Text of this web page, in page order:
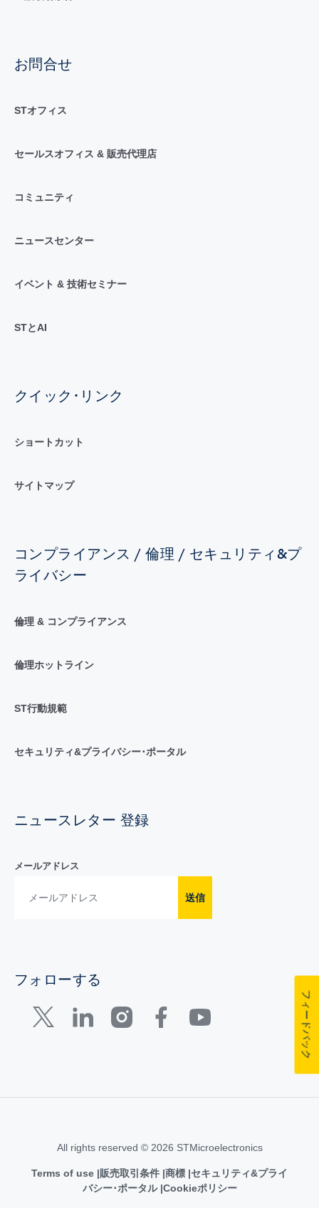
お問合せ
STオフィス
セールスオフィス & 販売代理店
コミュニティ
ニュースセンター
イベント & 技術セミナー
STとAI
クイック･リンク
ショートカット
サイトマップ
コンプライアンス / 倫理 / セキュリティ&プ
ライバシー
倫理 & コンプライアンス
倫理ホットライン
ST行動規範
セキュリティ&プライバシー･ポータル
ニュースレター 登録
メールアドレス
送信
フォローする
All rights reserved © 2026 STMicroelectronics
Terms of use 販売取引条件 商標 セキュリティ&プライ
バシー･ポータル Cookieポリシー
フィードバック